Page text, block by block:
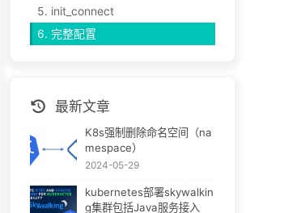
5. init_connect
6. 完整配置
最新文章
K8s强制删除命名空间（na
mespace）
2024-05-29
kubernetes部署skywalkin
g集群包括Java服务接入